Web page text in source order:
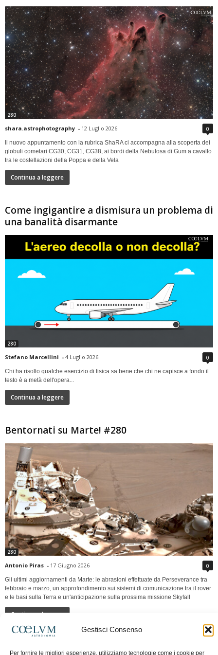
Gestisci Consenso
Per fornire le migliori esperienze, utilizziamo tecnologie come i cookie per
280
shara.astrophotography - 12 Luglio 2026 0
Il nuovo appuntamento con la rubrica ShaRA ci accompagna alla scoperta dei
globuli cometari CG30, CG31, CG38, ai bordi della Nebulosa di Gum a cavallo
tra le costellazioni della Poppa e della Vela
Continua a leggere
Come ingigantire a dismisura un problema di
una banalità disarmante
280
Stefano Marcellini - 4 Luglio 2026 0
Chi ha risolto qualche esercizio di fisica sa bene che chi ne capisce a fondo il
testo è a metà dell'opera...
Continua a leggere
Bentornati su Marte! #280
280
Antonio Piras - 17 Giugno 2026 0
Gli ultimi aggiornamenti da Marte: le abrasioni effettuate da Perseverance tra
febbraio e marzo, un approfondimento sui sistemi di comunicazione tra il rover
e le basi sulla Terra e un'anticipazione sulla prossima missione Skyfall
Continua a leggere